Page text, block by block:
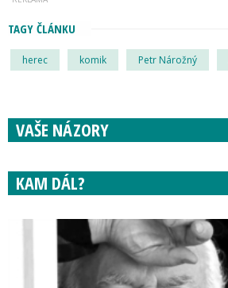
TAGY ČLÁNKU
herec komik Petr Nárožný
VAŠE NÁZORY
KAM DÁL?